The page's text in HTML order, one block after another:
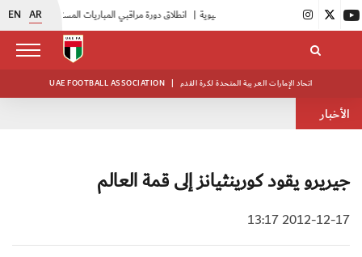
EN AR
15 فريقاً في بطولة النخبة لحرس الرئاسة | انطلاق دورة مراقبي المباريات المستجدين |
UAE FOOTBALL ASSOCIATION | اتحاد الإمارات العربية المتحدة لكرة القدم
الأخبار
جيريرو يقود كورينثيانز إلى قمة العالم
2012-12-17 13:17